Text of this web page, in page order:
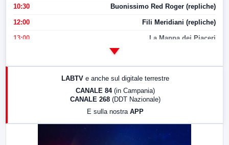
10:30 Buonissimo Red Roger (repliche)
12:00 Fili Meridiani (repliche)
13:00 La Mappa dei Piaceri
LABTV e anche sul digitale terrestre
CANALE 84 (in Campania)
CANALE 268 (DDT Nazionale)
E sulla nostra APP